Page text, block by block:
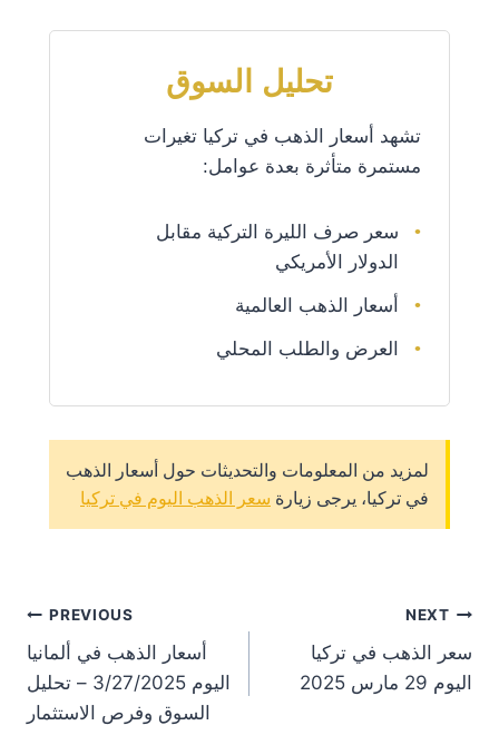
تحليل السوق
تشهد أسعار الذهب في تركيا تغيرات
مستمرة متأثرة بعدة عوامل:
سعر صرف الليرة التركية مقابل
الدولار الأمريكي
أسعار الذهب العالمية
العرض والطلب المحلي
لمزيد من المعلومات والتحديثات حول أسعار الذهب
في تركيا، يرجى زيارة سعر الذهب اليوم في تركيا
PREVIOUS
أسعار الذهب في ألمانيا
اليوم 3/27/2025 – تحليل
السوق وفرص الاستثمار
NEXT
سعر الذهب في تركيا
اليوم 29 مارس 2025